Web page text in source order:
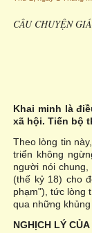
CÂU CHUYỆN
Khai minh là
xã hội. Tiến bộ
Theo lòng tin
triển không
người nói
(thế kỷ 18) cho
phạm"), tức lòng
qua những
NGHỊCH LÝ